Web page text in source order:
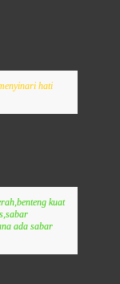
hati
kuat
ada sabar